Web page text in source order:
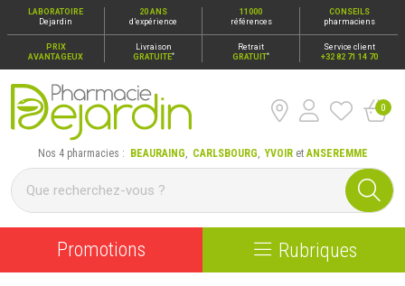
LABORATOIRE
Dejardin
20 ANS
d’expérience
11000
références
CONSEILS
pharmaciens
PRIX
AVANTAGEUX
Livraison
GRATUITE*
Retrait
GRATUIT*
Service client
+32 82 71 14 70
Pharmacie Dejardin Nos 4 pharmacies : Beauraing,
0
Nos 4 pharmacies : BEAURAING, CARLSBOURG,YVOIRetANSEREMME
Promotions Rubriques